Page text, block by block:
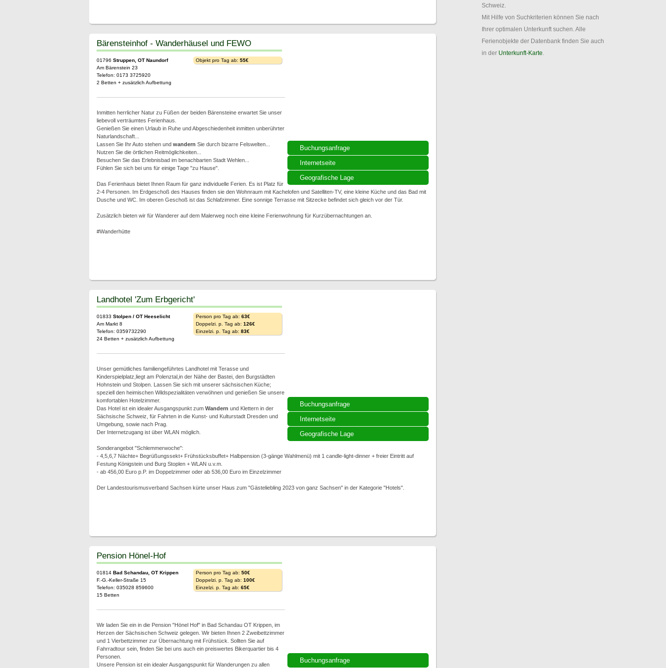
Buchungsanfrage
Internetseite
Geografische Lage
Bärensteinhof - Wanderhäusel und FEWO
01796 Struppen, OT Naundorf
Am Bärenstein 23
Telefon: 0173 3725920
2 Betten + zusätzlich Aufbettung
Objekt pro Tag ab: 55€
Inmitten herrlicher Natur zu Füßen der beiden Bärensteine erwartet Sie unser
liebevoll verträumtes Ferienhaus.
Genießen Sie einen Urlaub in Ruhe und Abgeschiedenheit inmitten unberührter
Naturlandschaft...
Lassen Sie Ihr Auto stehen und wandern Sie durch bizarre Felswelten...
Nutzen Sie die örtlichen Reitmöglichkeiten...
Besuchen Sie das Erlebnisbad im benachbarten Stadt Wehlen...
Fühlen Sie sich bei uns für einige Tage "zu Hause".
Das Ferienhaus bietet Ihnen Raum für ganz individuelle Ferien. Es ist Platz für
2-4 Personen. Im Erdgeschoß des Hauses finden sie den Wohnraum mit Kachelofen und Satelliten-TV, eine kleine Küche und das Bad mit
Dusche und WC. Im oberen Geschoß ist das Schlafzimmer. Eine sonnige Terrasse mit Sitzecke befindet sich gleich vor der Tür.
Zusätzlich bieten wir für Wanderer auf dem Malerweg noch eine kleine Ferienwohnung für Kurzübernachtungen an.
#Wanderhütte
Buchungsanfrage
Internetseite
Geografische Lage
Landhotel 'Zum Erbgericht'
01833 Stolpen / OT Heeselicht
Am Markt 8
Telefon: 0359732290
24 Betten + zusätzlich Aufbettung
Person pro Tag ab: 63€
Doppelzi. p. Tag ab: 126€
Einzelzi. p. Tag ab: 83€
Unser gemütliches familiengeführtes Landhotel mit Terasse und
Kinderspielplatz,liegt am Polenztal,in der Nähe der Bastei, den Burgstädten
Hohnstein und Stolpen. Lassen Sie sich mit unserer sächsischen Küche;
speziell den heimischen Wildspezialitäten verwöhnen und genießen Sie unsere
komfortablen Hotelzimmer.
Das Hotel ist ein idealer Ausgangspunkt zum Wandern und Klettern in der
Sächsische Schweiz, für Fahrten in die Kunst- und Kulturstadt Dresden und
Umgebung, sowie nach Prag.
Der Internetzugang ist über WLAN möglich.
Sonderangebot "Schlemmerwoche":
- 4,5,6,7 Nächte+ Begrüßungssekt+ Frühstücksbuffet+ Halbpension (3-gänge Wahlmenü) mit 1 candle-light-dinner + freier Eintritt auf
Festung Königstein und Burg Stoplen + WLAN u.v.m.
- ab 456,00 Euro p.P. im Doppelzimmer oder ab 536,00 Euro im Einzelzimmer
Der Landestourismusverband Sachsen kürte unser Haus zum "Gästeliebling 2023 von ganz Sachsen" in der Kategorie "Hotels".
Buchungsanfrage
Pension Hönel-Hof
01814 Bad Schandau, OT Krippen
F.-G.-Keller-Straße 15
Telefon: 035028 859600
15 Betten
Person pro Tag ab: 50€
Doppelzi. p. Tag ab: 100€
Einzelzi. p. Tag ab: 65€
Wir laden Sie ein in die Pension "Hönel Hof" in Bad Schandau OT Krippen, im
Herzen der Sächsischen Schweiz gelegen. Wir bieten Ihnen 2 Zweibettzimmer
und 1 Vierbettzimmer zur Übernachtung mit Frühstück. Sollten Sie auf
Fahrradtour sein, finden Sie bei uns auch ein preiswertes Bikerquartier bis 4
Personen.
Unsere Pension ist ein idealer Ausgangspunkt für Wanderungen zu allen
Schweiz.
Mit Hilfe von Suchkriterien können Sie nach
Ihrer optimalen Unterkunft suchen. Alle
Ferienobjekte der Datenbank finden Sie auch
in der Unterkunft-Karte.